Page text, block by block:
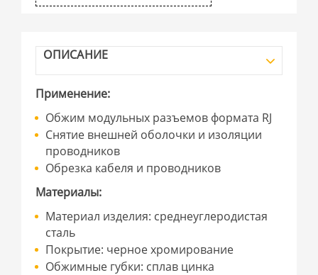
ОПИСАНИЕ
Применение:
Обжим модульных разъемов формата RJ
Снятие внешней оболочки и изоляции
проводников
Обрезка кабеля и проводников
Материалы:
Материал изделия: среднеуглеродистая
сталь
Покрытие: черное хромирование
Обжимные губки: сплав цинка